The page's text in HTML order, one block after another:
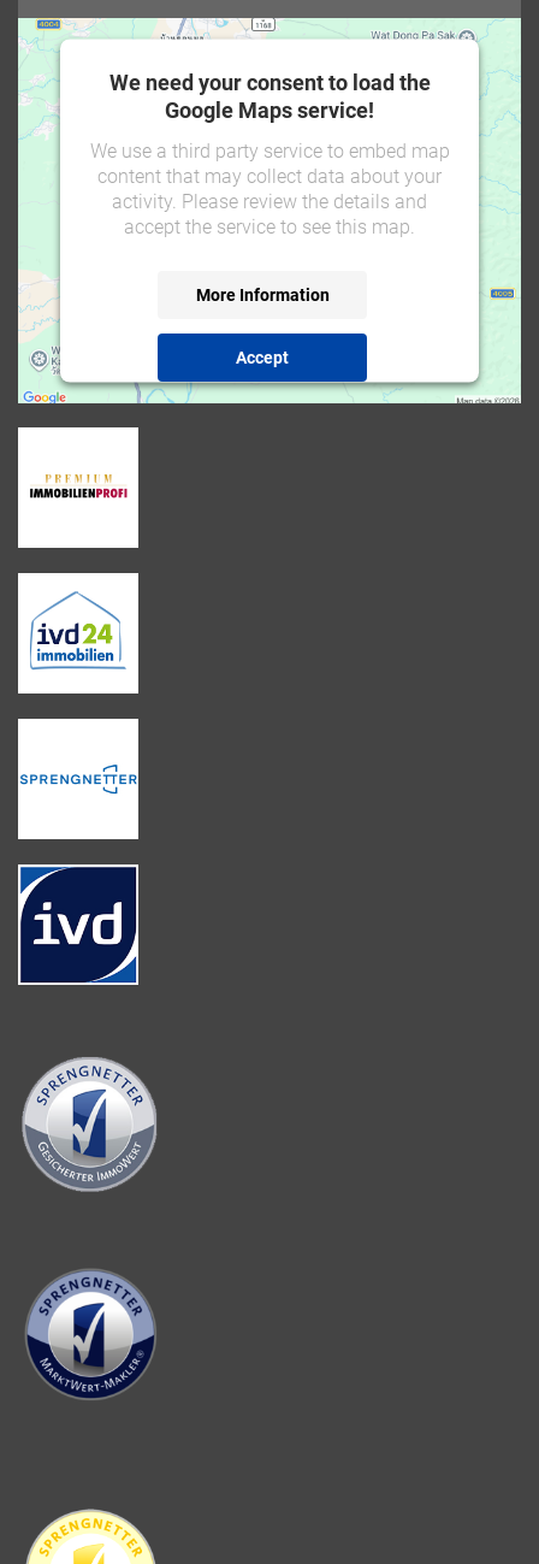
We need your consent to load the
Google Maps service!
We use a third party service to embed map
content that may collect data about your
activity. Please review the details and
accept the service to see this map.
More Information
Accept
powered byUsercentrics Consent Management